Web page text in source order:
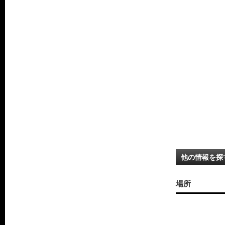
他の情報を探
場所